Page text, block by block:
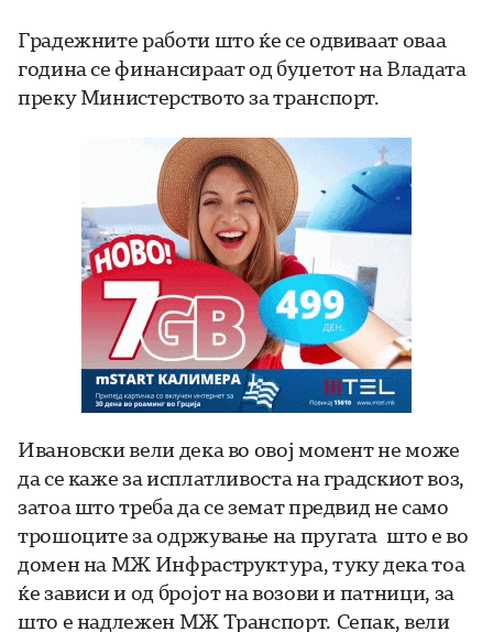
Градежните работи што ќе се одвиваат оваа
година се финансираат од буџетот на Владата
преку Министерството за транспорт.
Ивановски вели дека во овој момент не може
да се каже за исплатливоста на градскиот воз,
затоа што треба да се земат предвид не само
трошоците за одржување на пругата што е во
домен на МЖ Инфраструктура, туку дека тоа
ќе зависи и од бројот на возови и патници, за
што е надлежен МЖ Транспорт. Сепак, вели